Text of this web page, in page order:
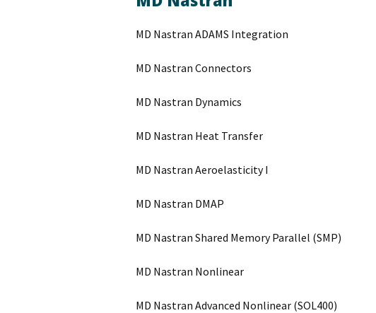
MD Nastran ADAMS Integration
MD Nastran Connectors
MD Nastran Dynamics
MD Nastran Heat Transfer
MD Nastran Aeroelasticity I
MD Nastran DMAP
MD Nastran Shared Memory Parallel (SMP)
MD Nastran Nonlinear
MD Nastran Advanced Nonlinear (SOL400)